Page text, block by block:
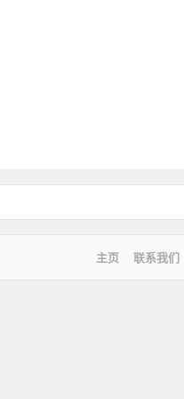
主页 联系我们